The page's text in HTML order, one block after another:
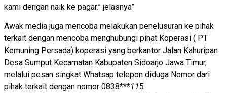
kami dengan naik ke pagar.” jelasnya”
Awak media juga mencoba melakukan penelusuran ke pihak
terkait dengan mencoba menghubungi pihat Koperasi ( PT
Kemuning Persada) koperasi yang berkantor Jalan Kahuripan
Desa Sumput Kecamatan Kabupaten Sidoarjo Jawa Timur,
melalui pesan singkat Whatsap telepon diduga Nomor dari
pihak terkait dengan nomor 0838***115